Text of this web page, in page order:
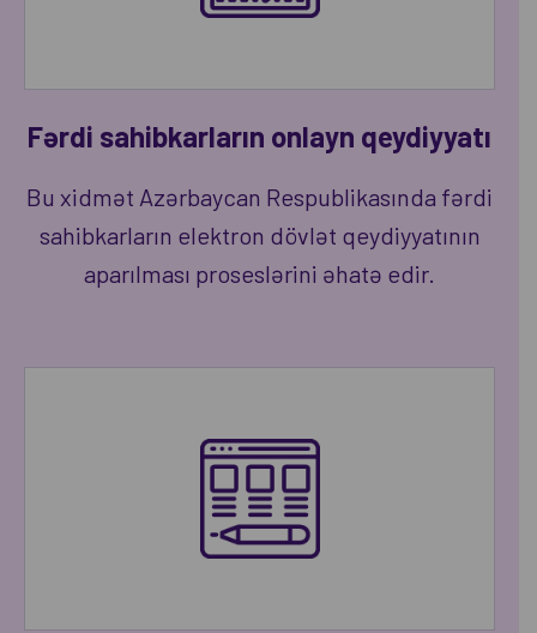
Fərdi sahibkarların onlayn qeydiyyatı
Bu xidmət Azərbaycan Respublikasında fərdi
sahibkarların elektron dövlət qeydiyyatının
aparılması proseslərini əhatə edir.